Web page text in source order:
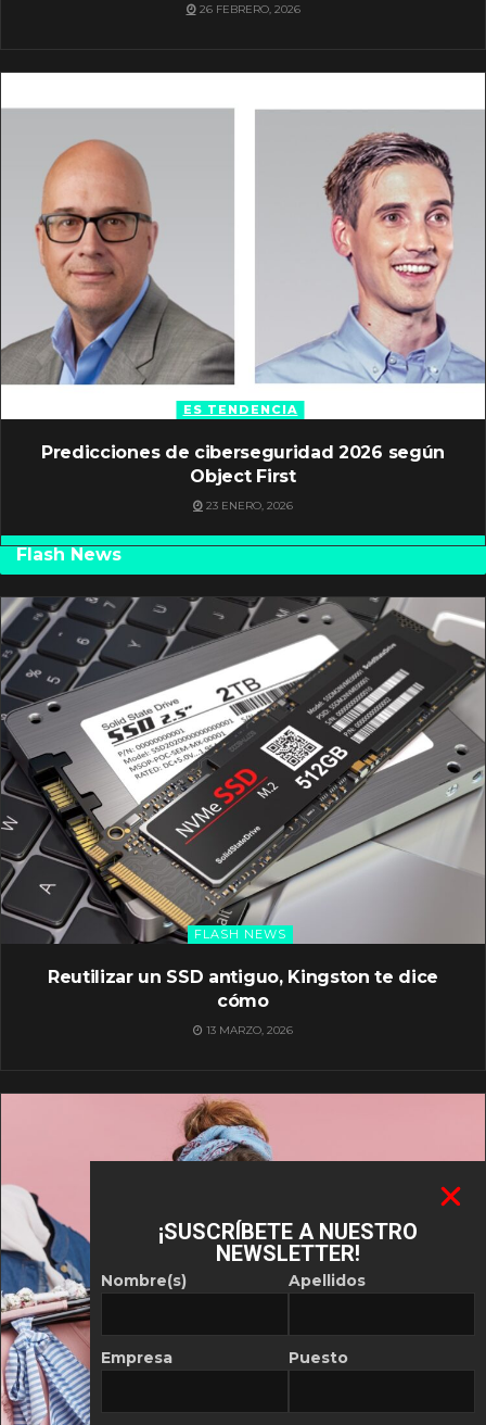
26 FEBRERO, 2026
ES TENDENCIA
Predicciones de ciberseguridad 2026 según
Object First
23 ENERO, 2026
Flash News
FLASH NEWS
Reutilizar un SSD antiguo, Kingston te dice
cómo
13 MARZO, 2026
¡SUSCRÍBETE A NUESTRO
NEWSLETTER!
Nombre(s)
Empresa
Apellidos
Puesto